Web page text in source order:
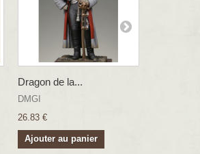
Dragon de la...
DMGI
26.83 €
Ajouter au panier